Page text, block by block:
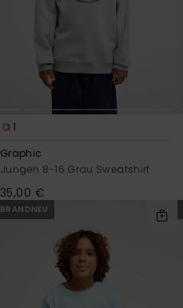
1
Graphic
Jungen 8-16 Grau Sweatshirt
35,00 €
BRANDNEU